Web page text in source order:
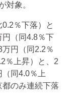
対象。
％下落）と
（同4.8％下
円（同2.2％
％上昇）と、2
同4.0％上
のみ連続下落